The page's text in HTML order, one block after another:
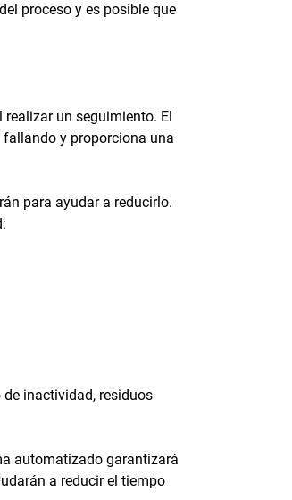
proceso y es posible que
un seguimiento. El
y proporciona una
para ayudar a reducirlo.
inactividad, residuos
automatizado garantizará
a reducir el tiempo